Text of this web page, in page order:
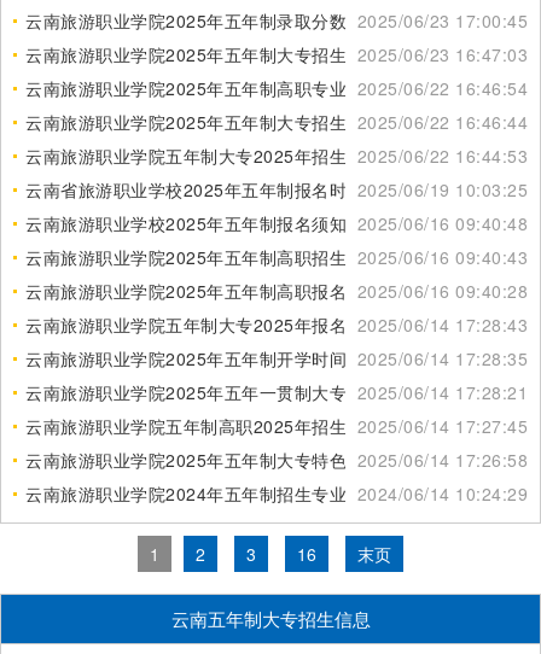
云南旅游职业学院2025年五年制录取分数线2025/06/23 17:00:45
云南旅游职业学院2025年五年制大专招生对象2025/06/23 16:47:03
云南旅游职业学院2025年五年制高职专业设置2025/06/22 16:46:54
云南旅游职业学院2025年五年制大专招生要求2025/06/22 16:46:44
云南旅游职业学院五年制大专2025年招生专业2025/06/22 16:44:53
云南省旅游职业学校2025年五年制报名时间2025/06/19 10:03:25
云南旅游职业学校2025年五年制报名须知 2025/06/16 09:40:48
云南旅游职业学院2025年五年制高职招生对象2025/06/16 09:40:43
云南旅游职业学院2025年五年制高职报名条件2025/06/16 09:40:28
云南旅游职业学院五年制大专2025年报名地点2025/06/14 17:28:43
云南旅游职业学院2025年五年制开学时间 2025/06/14 17:28:35
云南旅游职业学院2025年五年一贯制大专招生条件2025/06/14 17:28:21
云南旅游职业学院五年制高职2025年招生简章2025/06/14 17:27:45
云南旅游职业学院2025年五年制大专特色专业2025/06/14 17:26:58
云南旅游职业学院2024年五年制招生专业 2024/06/14 10:24:29
1 2 3 16 末页
云南五年制大专招生信息